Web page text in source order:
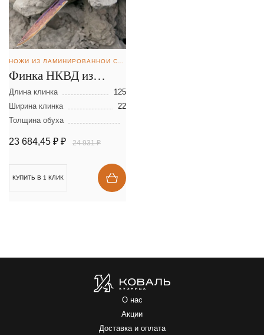
НОЖИ ИЗ ЛАМИНИРОВАННОЙ СТАЛИ
Финка НКВД из
ламинированной
стали
Длина клинка
125
Ширина клинка
22
Толщина обуха
23 684,45 ₽ ₽ 24 931 ₽
КУПИТЬ В 1 КЛИК
О нас
Акции
Доставка и оплата